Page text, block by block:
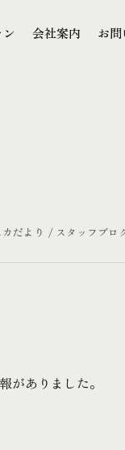
会社案内
お問
カだより スタッフブロ
がありました。